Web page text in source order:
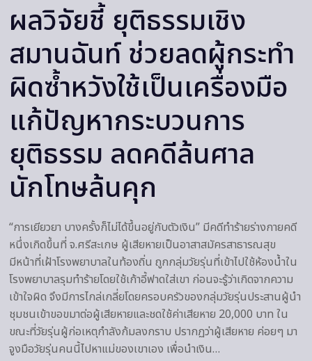
ผลวิจัยชี้ ยุติธรรมเชิง
สมานฉันท์ ช่วยลดผู้กระทำ
ผิดซ้ำหวังใช้เป็นเครื่องมือ
แก้ปัญหากระบวนการ
ยุติธรรม ลดคดีล้นศาล
นักโทษล้นคุก
“การเยียวยา บางครั้งก็ไม่ได้ขึ้นอยู่กับตัวเงิน” มีคดีทำร้ายร่างกายคดี
หนึ่งเกิดขึ้นที่ จ.ศรีสะเกษ ผู้เสียหายเป็นอาสาสมัครสาธารณสุข
มีหน้าที่เฝ้าโรงพยาบาลในท้องถิ่น ถูกกลุ่มวัยรุ่นที่เข้าไปใช้ห้องน้ำใน
โรงพยาบาลรุมทำร้ายโดยใช้เก้าอี้ฟาดใส่เขา ก่อนจะรู้ว่าเกิดจากความ
เข้าใจผิด จึงมีการไกล่เกลี่ยโดยครอบครัวของกลุ่มวัยรุ่นประสานผู้นำ
ชุมชนเข้าขอขมาต่อผู้เสียหายและชดใช้ค่าเสียหาย 20,000 บาท ใน
ขณะที่วัยรุ่นผู้ก่อเหตุกำลังก้มลงกราบ ปรากฏว่าผู้เสียหาย ค่อยๆ มา
จูงมือวัยรุ่นคนนี้ไปหาแม่ของเขาเอง เพื่อนำเงิน…